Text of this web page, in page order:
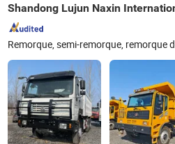
Shandong Lujun Naxin